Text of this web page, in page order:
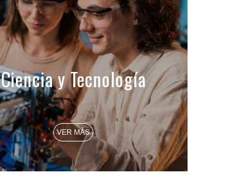
Ciencia y Tecnología
VER MÁS